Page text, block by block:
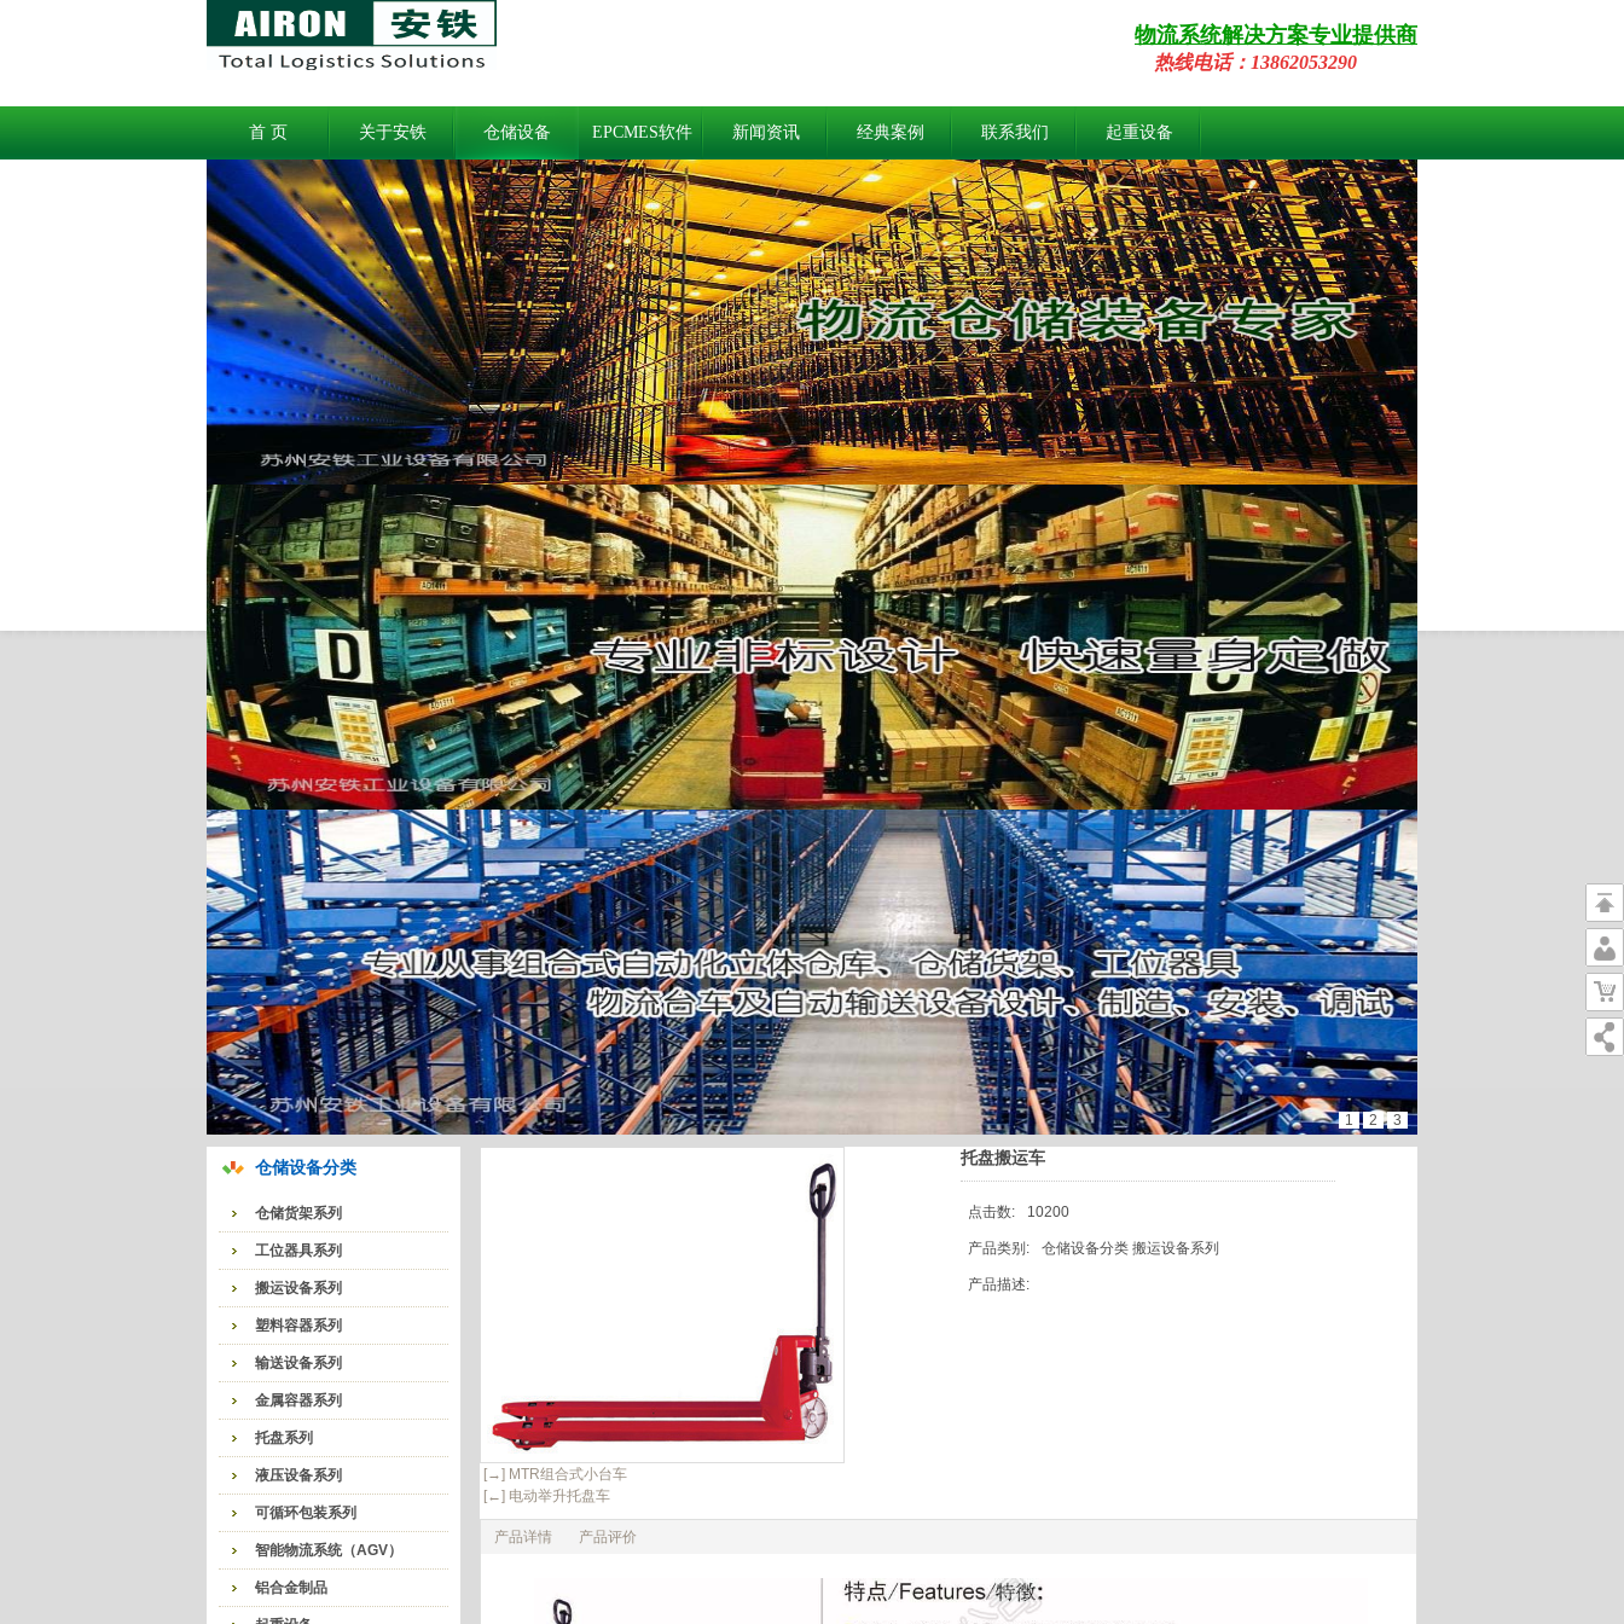
物流系统解决方案专业提供商
热线电话： 13862053290
首 页 关于安铁 仓储设备 EPCMES软件 新闻资讯 经典案例 联系我们 起重设备
1 2 3
仓储设备分类
仓储货架系列
工位器具系列
搬运设备系列
塑料容器系列
输送设备系列
金属容器系列
托盘系列
液压设备系列
可循环包装系列
智能物流系统（AGV）
铝合金制品
托盘搬运车
点击数: 10200
产品类别: 仓储设备分类 搬运设备系列
产品描述:
[→] MTR组合式小台车
[←] 电动举升托盘车
产品详情 产品评价